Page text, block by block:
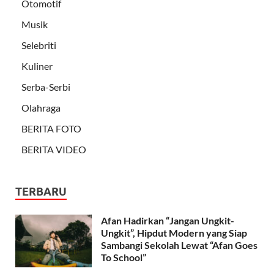
Otomotif
Musik
Selebriti
Kuliner
Serba-Serbi
Olahraga
BERITA FOTO
BERITA VIDEO
TERBARU
Afan Hadirkan “Jangan Ungkit-
Ungkit”, Hipdut Modern yang Siap
Sambangi Sekolah Lewat “Afan Goes
To School”